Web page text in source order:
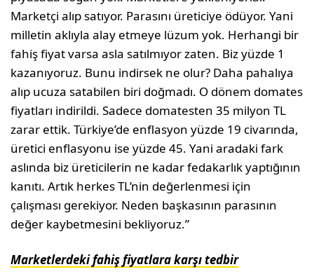
Marketçi alıp satıyor. Parasını üreticiye ödüyor. Yani
milletin aklıyla alay etmeye lüzum yok. Herhangi bir
fahiş fiyat varsa asla satılmıyor zaten. Biz yüzde 1
kazanıyoruz. Bunu indirsek ne olur? Daha pahalıya
alıp ucuza satabilen biri doğmadı. O dönem domates
fiyatları indirildi. Sadece domatesten 35 milyon TL
zarar ettik. Türkiye’de enflasyon yüzde 19 civarında,
üretici enflasyonu ise yüzde 45. Yani aradaki fark
aslında biz üreticilerin ne kadar fedakarlık yaptığının
kanıtı. Artık herkes TL’nin değerlenmesi için
çalışması gerekiyor. Neden başkasının parasının
değer kaybetmesini bekliyoruz.”
Marketlerdeki fahiş fiyatlara karşı tedbir